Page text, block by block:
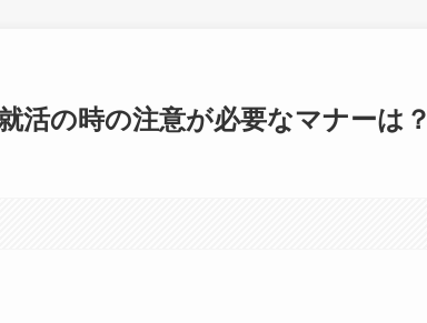
活の時の注意が必要なマナーは？